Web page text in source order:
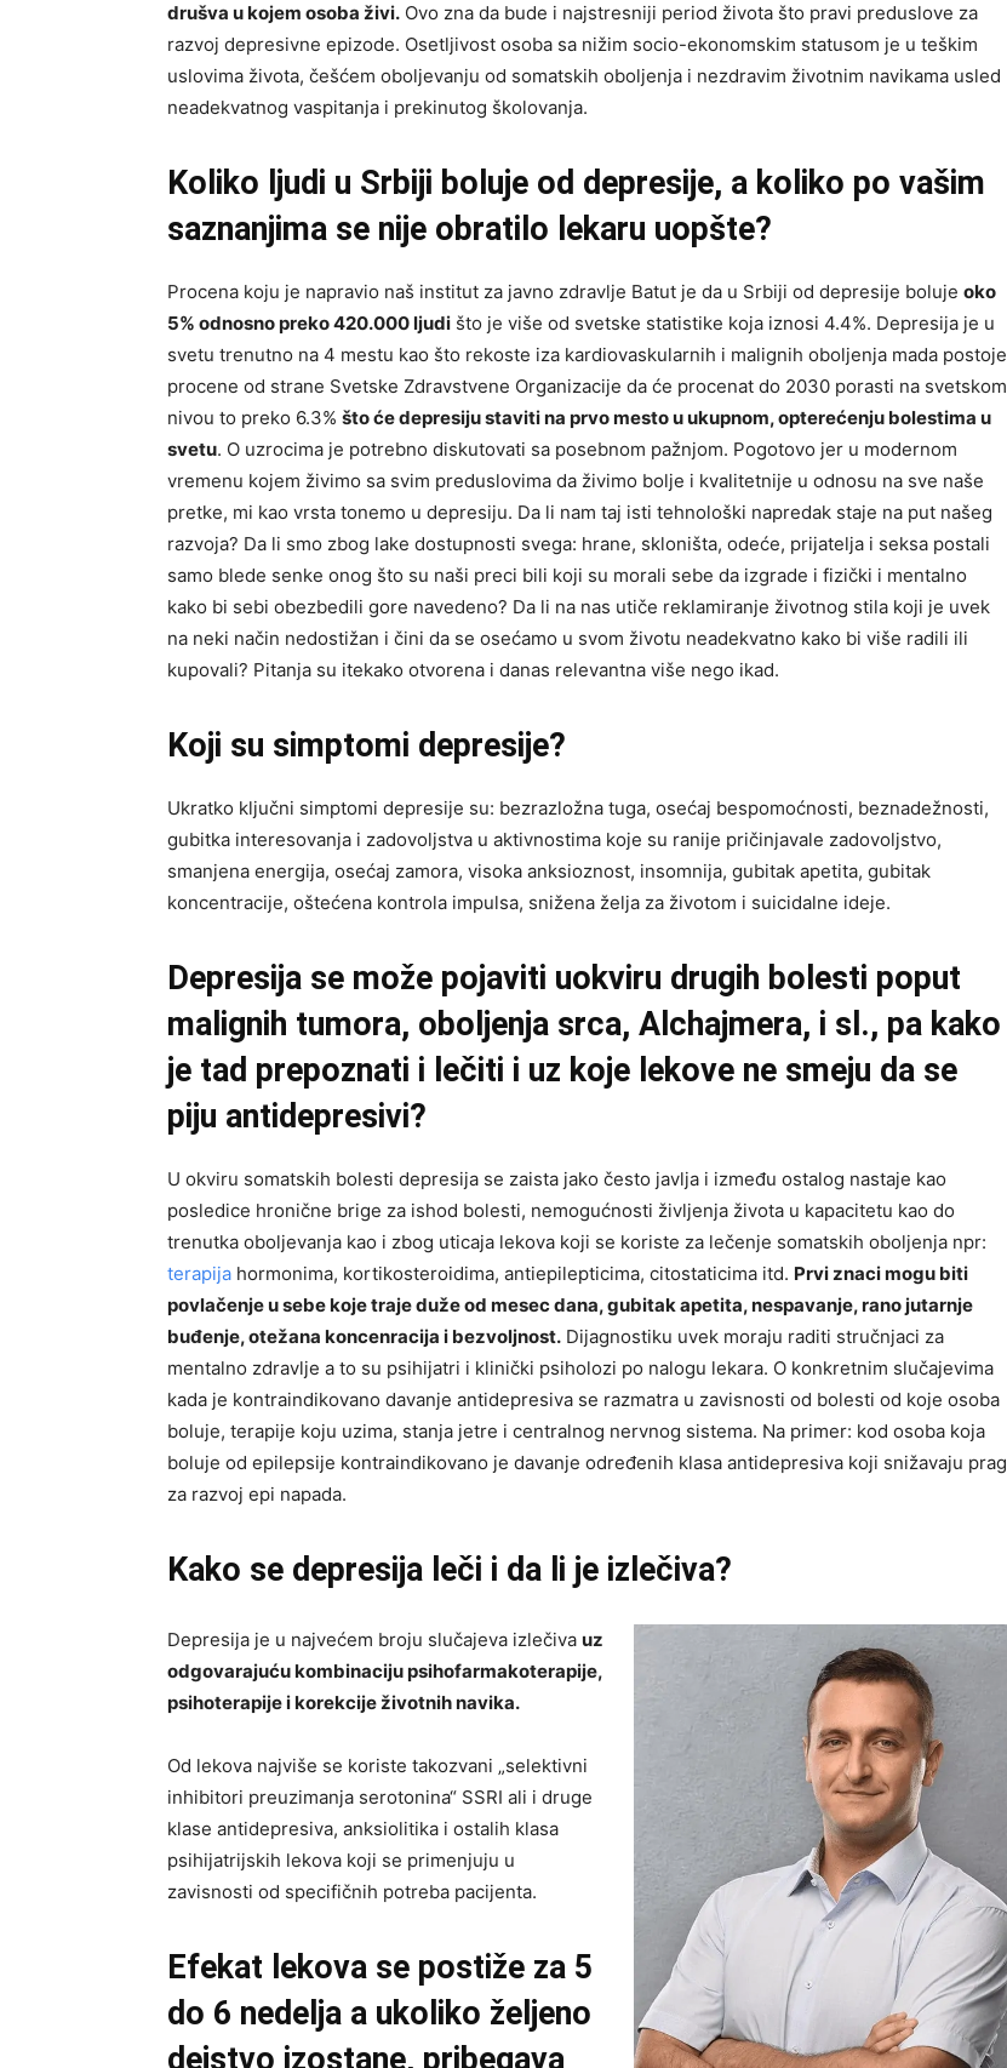
drušva u kojem osoba živi. Ovo zna da bude i najstresniji period života što pravi preduslove za
razvoj depresivne epizode. Osetljivost osoba sa nižim socio-ekonomskim statusom je u teškim
uslovima života, češćem oboljevanju od somatskih oboljenja i nezdravim životnim navikama usled
neadekvatnog vaspitanja i prekinutog školovanja.
Koliko ljudi u Srbiji boluje od depresije, a koliko po vašim
saznanjima se nije obratilo lekaru uopšte?
Procena koju je napravio naš institut za javno zdravlje Batut je da u Srbiji od depresije boluje oko
5% odnosno preko 420.000 ljudi što je više od svetske statistike koja iznosi 4.4%. Depresija je u
svetu trenutno na 4 mestu kao što rekoste iza kardiovaskularnih i malignih oboljenja mada postoje
procene od strane Svetske Zdravstvene Organizacije da će procenat do 2030 porasti na svetskom
nivou to preko 6.3% što će depresiju staviti na prvo mesto u ukupnom, opterećenju bolestima u
svetu. O uzrocima je potrebno diskutovati sa posebnom pažnjom. Pogotovo jer u modernom
vremenu kojem živimo sa svim preduslovima da živimo bolje i kvalitetnije u odnosu na sve naše
pretke, mi kao vrsta tonemo u depresiju. Da li nam taj isti tehnološki napredak staje na put našeg
razvoja? Da li smo zbog lake dostupnosti svega: hrane, skloništa, odeće, prijatelja i seksa postali
samo blede senke onog što su naši preci bili koji su morali sebe da izgrade i fizički i mentalno
kako bi sebi obezbedili gore navedeno? Da li na nas utiče reklamiranje životnog stila koji je uvek
na neki način nedostižan i čini da se osećamo u svom životu neadekvatno kako bi više radili ili
kupovali? Pitanja su itekako otvorena i danas relevantna više nego ikad.
Koji su simptomi depresije?
Ukratko ključni simptomi depresije su: bezrazložna tuga, osećaj bespomoćnosti, beznadežnosti,
gubitka interesovanja i zadovoljstva u aktivnostima koje su ranije pričinjavale zadovoljstvo,
smanjena energija, osećaj zamora, visoka anksioznost, insomnija, gubitak apetita, gubitak
koncentracije, oštećena kontrola impulsa, snižena želja za životom i suicidalne ideje.
Depresija se može pojaviti uokviru drugih bolesti poput
malignih tumora, oboljenja srca, Alchajmera, i sl., pa kako
je tad prepoznati i lečiti i uz koje lekove ne smeju da se
piju antidepresivi?
U okviru somatskih bolesti depresija se zaista jako često javlja i između ostalog nastaje kao
posledice hronične brige za ishod bolesti, nemogućnosti življenja života u kapacitetu kao do
trenutka oboljevanja kao i zbog uticaja lekova koji se koriste za lečenje somatskih oboljenja npr:
terapija hormonima, kortikosteroidima, antiepilepticima, citostaticima itd. Prvi znaci mogu biti
povlačenje u sebe koje traje duže od mesec dana, gubitakapetita, nespavanje, rano jutarnje
buđenje, otežana koncenracija i bezvoljnost. Dijagnostiku uvek moraju raditi stručnjaci za
mentalno zdravlje a to su psihijatri i klinički psiholozi po nalogu lekara. O konkretnim slučajevima
kada je kontraindikovano davanje antidepresiva se razmatra u zavisnosti od bolesti od koje osoba
boluje, terapije koju uzima, stanja jetre i centralnog nervnog sistema. Na primer: kod osoba koja
boluje od epilepsije kontraindikovano je davanje određenih klasa antidepresiva koji snižavaju prag
za razvoj epi napada.
Kako se depresija leči i da li je izlečiva?
Depresija je u najvećem broju slučajeva izlečiva uz
odgovarajuću kombinaciju psihofarmakoterapije,
psihoterapije i korekcije životnih navika.
Od lekova najviše se koriste takozvani „selektivni
inhibitori preuzimanja serotonina“ SSRI ali i druge
klase antidepresiva, anksiolitika i ostalih klasa
psihijatrijskih lekova koji se primenjuju u
zavisnosti od specifičnih potreba pacijenta.
Efekat lekova se postiže za 5
do 6 nedelja a ukoliko željeno
dejstvo izostane, pribegava